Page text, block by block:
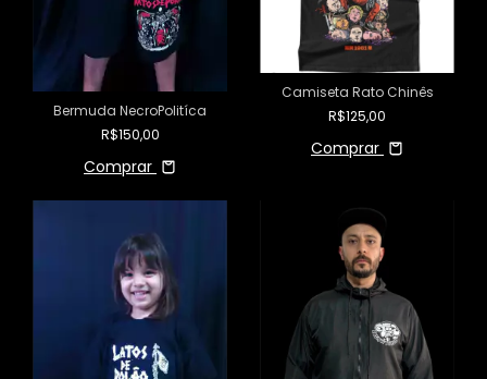
Bermuda NecroPolitíca
R$150,00
Comprar
Camiseta Rato Chinês
R$125,00
Comprar